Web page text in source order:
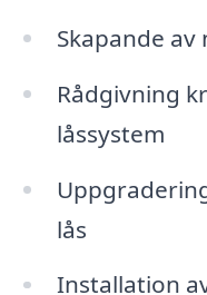
Skapande
Rådgivning
låssystem
lås
Installation